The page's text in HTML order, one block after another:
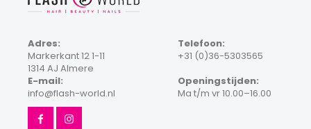
Adres:
Markerkant 12 1-11
1314 AJ Almere
Telefoon:
+31 (0)36-5303565
E-mail:
info@flash-world.nl
Openingstijden:
Ma t/m vr 10.00–16.00